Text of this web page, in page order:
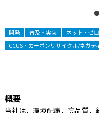
開発 普及・実装
ネット・ゼロ
CCUS・カーボンリサイクル/ネガテ
概要
当社は，環境配慮，高品質